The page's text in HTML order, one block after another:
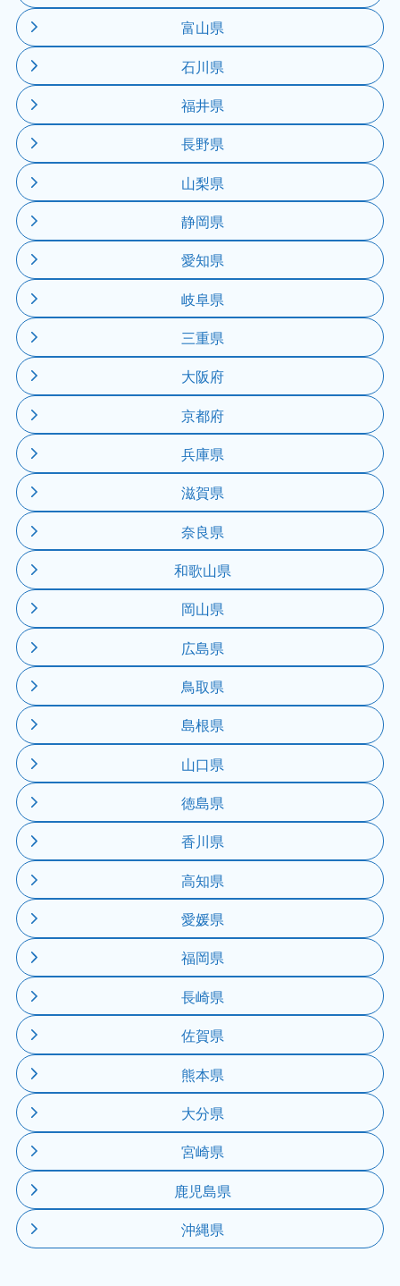
富山県
石川県
福井県
長野県
山梨県
静岡県
愛知県
岐阜県
三重県
大阪府
京都府
兵庫県
滋賀県
奈良県
和歌山県
岡山県
広島県
鳥取県
島根県
山口県
徳島県
香川県
高知県
愛媛県
福岡県
長崎県
佐賀県
熊本県
大分県
宮崎県
鹿児島県
沖縄県